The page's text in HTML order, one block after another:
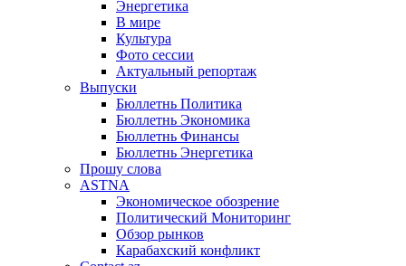
Энергетика
В мире
Культура
Фото сессии
Актуальный репортаж
Выпуски
Бюллетнь Политика
Бюллетнь Экономика
Бюллетнь Финансы
Бюллетнь Энергетика
Прошу слова
ASTNA
Экономическое обозрение
Политический Мониторинг
Обзор рынков
Карабахский конфликт